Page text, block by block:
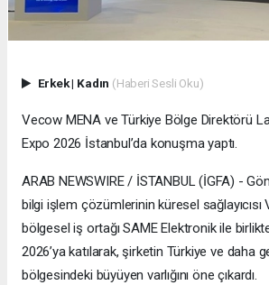
Erkek| Kadın (Haberi Sesli Oku)
Vecow MENA ve Türkiye Bölge Direktörü
Expo 2026 İstanbul’da konuşma yaptı.
ARAB NEWSWIRE / İSTANBUL (İGFA) -
bilgi işlem çözümlerinin küresel sağlayıcısı
bölgesel iş ortağı SAME Elektronik ile
2026’ya katılarak, şirketin Türkiye ve daha
bölgesindeki büyüyen varlığını öne çıkardı.